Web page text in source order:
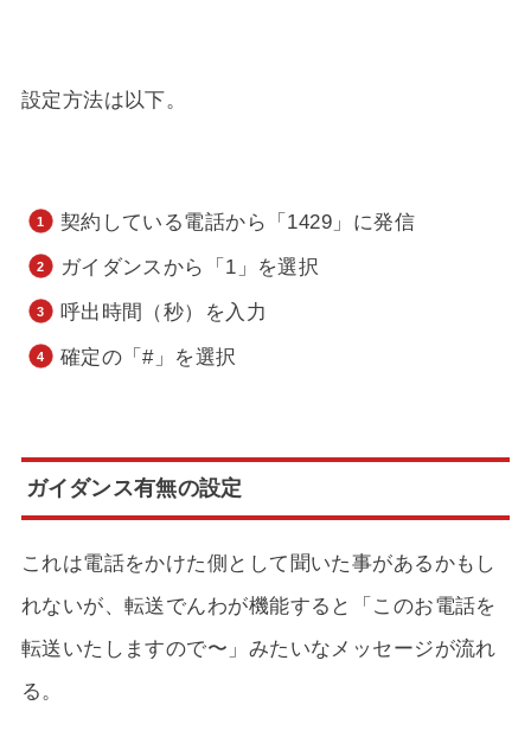
設定方法は以下。
契約している電話から「1429」に発信
ガイダンスから「1」を選択
呼出時間（秒）を入力
確定の「#」を選択
ガイダンス有無の設定
これは電話をかけた側として聞いた事があるかもし
れないが、転送でんわが機能すると「このお電話を
転送いたしますので〜」みたいなメッセージが流れ
る。